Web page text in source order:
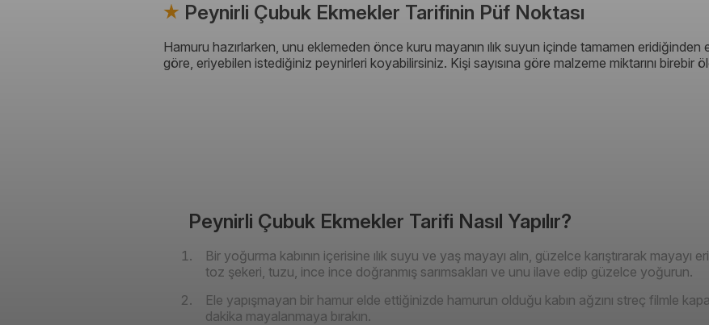
Peynirli Çubuk Ekmekler Tarifinin Püf Noktası
Hamuru hazırlarken, unu eklemeden önce kuru mayanın ılık suyun içinde tamamen
göre, eriyebilen istediğiniz peynirleri koyabilirsiniz. Kişi sayısına göre malzeme miktarını birebir
Peynirli Çubuk Ekmekler Tarifi Nasıl Yapılır?
Bir yoğurma kabının içerisine ılık suyu ve yaş mayayı alın, güzelce karıştırarak mayayı
toz şekeri, tuzu, ince ince doğranmış sarımsakları ve unu ilave edip güzelce yoğurun.
Ele yapışmayan bir hamur elde ettiğinizde hamurun olduğu kabın ağzını streç filmle
dakika mayalanmaya bırakın.